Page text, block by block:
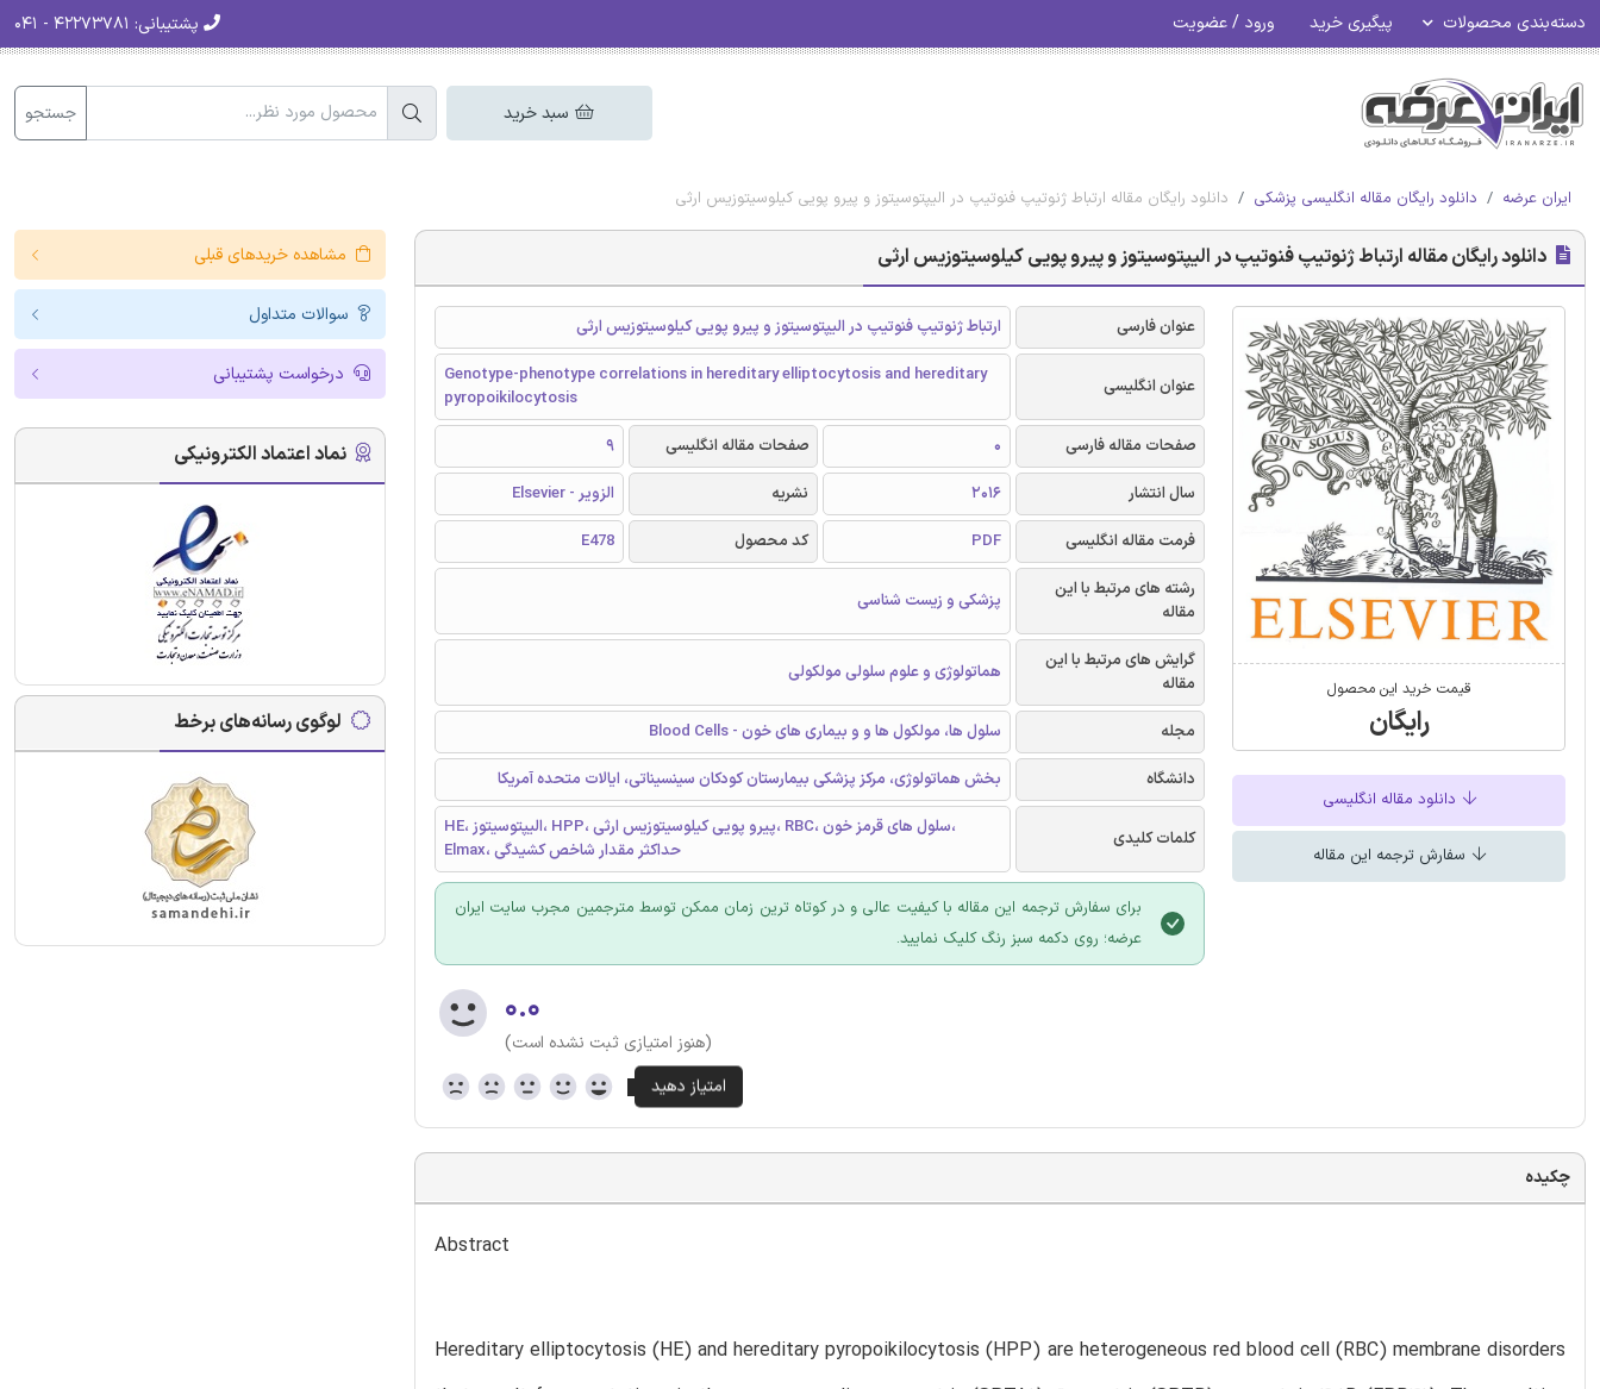
دسته‌بندی محصولات پیگیری خرید ورود / عضویت پشتیبانی:
سبد خرید جستجو
ایران عرضه دانلود رایگان مقاله انگلیسی پزشکی دانلود رایگان مقاله ارتباط ژنوتیپ فنوتیپ در الیپتوسیتوز و پیرو پویی کیلوسیتوزیس ارثی
دانلود رایگان مقاله ارتباط ژنوتیپ فنوتیپ در الیپتوسیتوز و پیرو پویی کیلوسیتوزیس ارثی
قیمت خرید این محصول
رایگان
دانلود مقاله انگلیسی
سفارش ترجمه این مقاله
عنوان فارسی ارتباط ژنوتیپ فنوتیپ در الیپتوسیتوز و پیرو پویی کیلوسیتوزیس ارثی
عنوان انگلیسی
Genotype-phenotype correlations in hereditary elliptocytosis and hereditary
pyropoikilocytosis
صفحات مقاله فارسی
0 صفحات مقاله انگلیسی
9
سال انتشار
2016 نشریه
الزویر - Elsevier
فرمت مقاله انگلیسی
PDF کد محصول
E478
رشته های مرتبط با این
مقاله
پزشکی و زیست شناسی
گرایش های مرتبط با این
مقاله
هماتولوژی و علوم سلولی مولکولی
مجله
سلول ها، مولکول ها و و بیماری های خون - Blood Cells
دانشگاه
بخش هماتولوژی، مرکز پزشکی بیمارستان کودکان سینسیناتی، ایالات متحده آمریکا
کلمات کلیدی
HE، الیپتوسیتوز، HPP، پیرو پویی کیلوسیتوزیس ارثی، RBC، سلول های قرمز خون،
Elmax، حداکثر مقدار شاخص کشیدگی
برای سفارش ترجمه این مقاله با کیفیت عالی و در کوتاه ترین زمان ممکن توسط مترجمین مجرب سایت ایران
عرضه؛ روی دکمه سبز رنگ کلیک نمایید.
۰.۰
(هنوز امتیازی ثبت نشده است)
چکیده
Abstract
Hereditary elliptocytosis (HE) and hereditary pyropoikilocytosis (HPP) are heterogeneous red blood cell (RBC) membrane disorders
مشاهده خریدهای قبلی
سوالات متداول
درخواست پشتیبانی
نماد اعتماد الکترونیکی
لوگوی رسانه‌های برخط